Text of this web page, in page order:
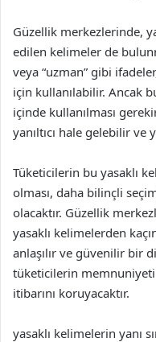
Güzellik merkezlerinde,
edilen kelimeler de
veya “uzman” gibi
için kullanılabilir. Ancak
içinde kullanılması
yanıltıcı hale gelebilir ve
Tüketicilerin bu yasaklı
olması, daha bilinçli
olacaktır. Güzellik
yasaklı kelimelerden
anlaşılır ve güvenilir bir
tüketicilerin
itibarını koruyacaktır.
yasaklı kelimelerin yanı